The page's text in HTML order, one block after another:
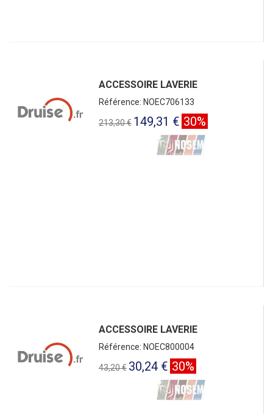
ACCESSOIRE LAVERIE
Référence: NOEC706133
213,30 € 149,31 € 30%
ACCESSOIRE LAVERIE
Référence: NOEC800004
43,20 € 30,24 € 30%